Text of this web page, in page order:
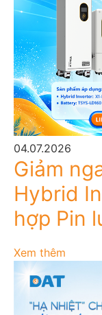
04.07.2026
Giảm
Hybrid
hợp Pin
Xem thêm